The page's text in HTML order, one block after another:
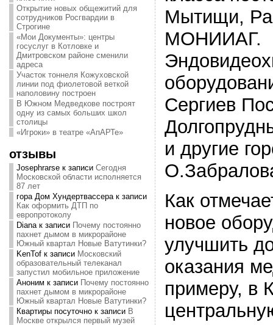
Открытие новых общежитий для
сотрудников Росгвардии в
Строгине
«Мои Документы»: центры
госуслуг в Котловке и
Дмитровском районе сменили
адреса
Участок тоннеля Кожуховской
линии под фиолетовой веткой
наполовину построен
В Южном Медведкове построят
одну из самых больших школ
столицы
«Игроки» в театре «АпАРТе»
отзывы
Josephrarseк записи Сегодня
Московской области исполняется
87 лет
гора Дом Хундертвассерак записи
Как оформить ДТП по
европротоколу
Dianaк записи Почему постоянно
пахнет дымом в микрорайоне
Южный квартал Новые Ватутинки?
KenTofк записи Московский
образовательный телеканал
запустил мобильное приложение
Аноним к записи Почему постоянно
пахнет дымом в микрорайоне
Южный квартал Новые Ватутинки?
Квартиры посуточнок записи В
Москве открылся первый музей
Мытищи,
МОНИИАГ.
Сергиев
и другие
Как
новое
улучшить
оказания
примеру, в